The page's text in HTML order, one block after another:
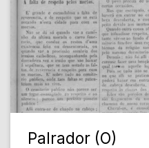
Palrador (O)